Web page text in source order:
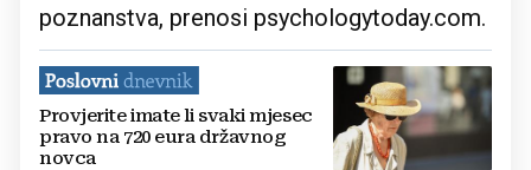
poznanstva, prenosi psychologytoday.com.
Provjerite imate li svaki mjesec
pravo na 720 eura državnog
novca